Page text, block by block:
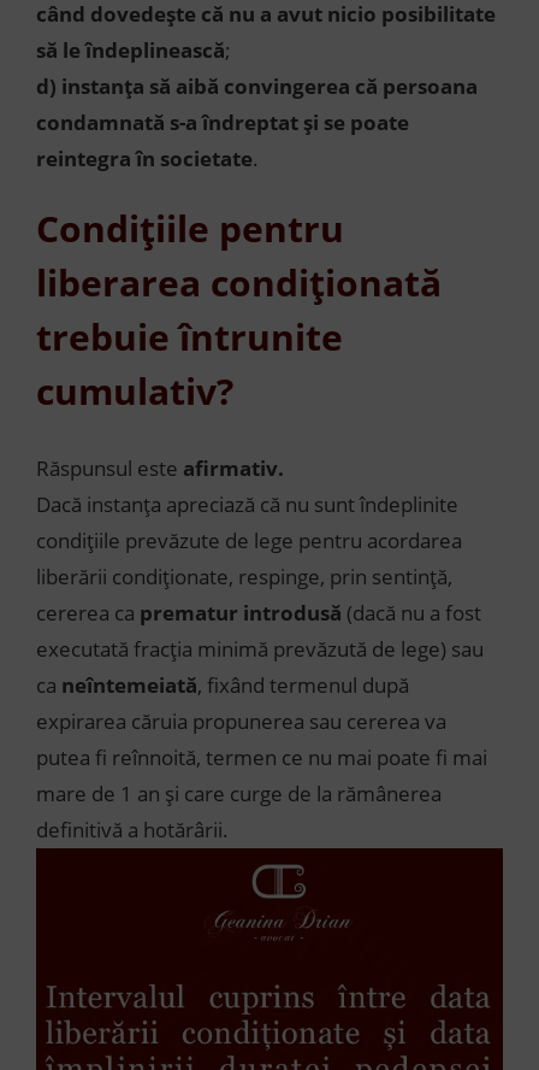
când dovedește că nu a avut nicio posibilitate
să le îndeplinească;
d) instanța să aibă convingerea că persoana
condamnată s-a îndreptat și se poate
reintegra în societate.
Condițiile pentru
liberarea condiționată
trebuie întrunite
cumulativ?
Răspunsul este afirmativ.
Dacă instanța apreciază că nu sunt îndeplinite
condițiile prevăzute de lege pentru acordarea
liberării condiționate, respinge, prin sentință,
cererea ca prematur introdusă (dacă nu a fost
executată fracția minimă prevăzută de lege) sau
ca neîntemeiată, fixând termenul după
expirarea căruia propunerea sau cererea va
putea fi reînnoită, termen ce nu mai poate fi mai
mare de 1 an și care curge de la rămânerea
definitivă a hotărârii.